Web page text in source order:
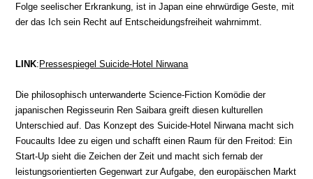
Folge seelischer Erkrankung, ist in Japan eine ehrwürdige Geste, mit
der das Ich sein Recht auf Entscheidungsfreiheit wahrnimmt.
LINK:Pressespiegel Suicide-Hotel Nirwana
Die philosophisch unterwanderte Science-Fiction Komödie der
japanischen Regisseurin Ren Saibara greift diesen kulturellen
Unterschied auf. Das Konzept des Suicide-Hotel Nirwana macht sich
Foucaults Idee zu eigen und schafft einen Raum für den Freitod: Ein
Start-Up sieht die Zeichen der Zeit und macht sich fernab der
leistungsorientierten Gegenwart zur Aufgabe, den europäischen Markt